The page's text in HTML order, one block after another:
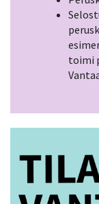
toimi